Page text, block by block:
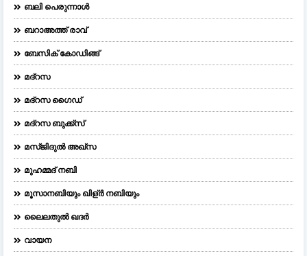
ബലി പെരുന്നാള്‍
ബറാഅത്ത് രാവ്
ബേസിക് കോഡിങ്ങ്
മദ്റസ
മദ്‌റസ ഗൈഡ്
മദ്റസ ബുക്ക്സ്
മസ്ജിദുല്‍ അഖ്‌സ
മുഹമ്മദ് നബി
മൂസാനബിയും ഖിള്ർ നബിയും
ലൈലതുല്‍ ഖദര്‍
വായന